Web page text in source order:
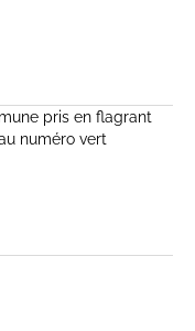
pris en flagrant
numéro vert